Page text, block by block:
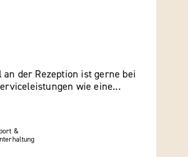
der Rezeption ist gerne bei
wie eine...
&